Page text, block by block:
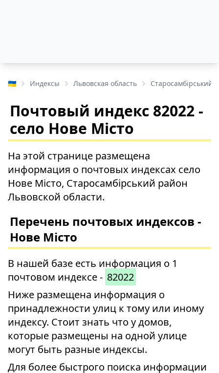
🇺🇦 Индексы Львовская область Старосамбірський
Почтовый индекс 82022 -
село Нове Місто
На этой странице размещена
информация о почтовых индексах село
Нове Місто, Старосамбірський район
Львовской области.
Перечень почтовых индексов -
Нове Місто
В нашей базе есть информация о 1
почтовом индексе - 82022
Ниже размещена информация о
принадлежности улиц к тому или иному
индексу. Стоит знать что у домов,
которые размещены на одной улице
могут быть разные индексы.
Для более быстрого поиска информации